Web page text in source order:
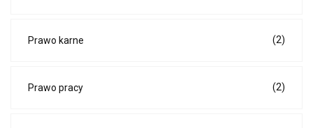
Prawo karne (2)
Prawo pracy (2)